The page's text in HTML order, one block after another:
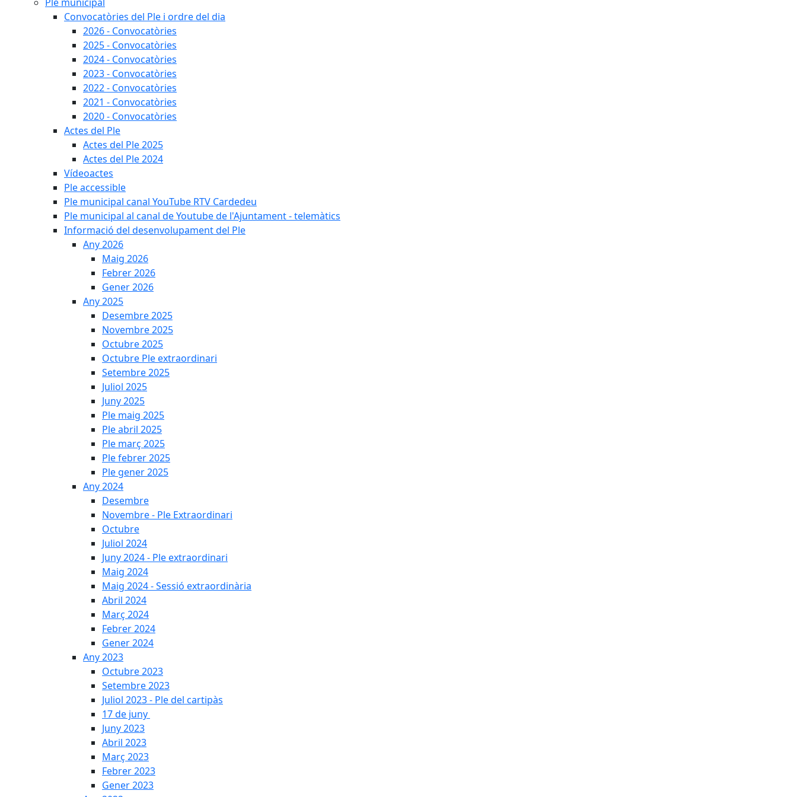
Convocatòries del Ple i ordre del dia
2026 - Convocatòries
2025 - Convocatòries
2024 - Convocatòries
2023 - Convocatòries
2022 - Convocatòries
2021 - Convocatòries
2020 - Convocatòries
Actes del Ple
Actes del Ple 2025
Actes del Ple 2024
Vídeoactes
Ple accessible
Ple municipal canal YouTube RTV Cardedeu
Ple municipal al canal de Youtube de l'Ajuntament - telemàtics
Informació del desenvolupament del Ple
Any 2026
Maig 2026
Febrer 2026
Gener 2026
Any 2025
Desembre 2025
Novembre 2025
Octubre 2025
Octubre Ple extraordinari
Setembre 2025
Juliol 2025
Juny 2025
Ple maig 2025
Ple abril 2025
Ple març 2025
Ple febrer 2025
Ple gener 2025
Any 2024
Desembre
Novembre - Ple Extraordinari
Octubre
Juliol 2024
Juny 2024 - Ple extraordinari
Maig 2024
Maig 2024 - Sessió extraordinària
Abril 2024
Març 2024
Febrer 2024
Gener 2024
Any 2023
Octubre 2023
Setembre 2023
Juliol 2023 - Ple del cartipàs
17 de juny
Juny 2023
Abril 2023
Març 2023
Febrer 2023
Gener 2023